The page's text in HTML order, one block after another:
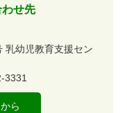
せ先
乳幼児教育支援セン
3331
ら